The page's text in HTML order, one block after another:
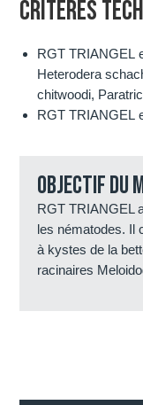
CRITÈRES
RGT TRIANGEL
Heterodera
chitwoodi,
RGT TRIANGEL
Objectif du
RGT TRIANGEL
les nématodes. Il
à kystes de la
racinaires